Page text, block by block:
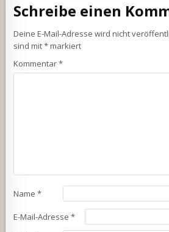
Schreibe einen
Deine E-Mail-Adresse wird nicht
sind mit*markiert
Kommentar*
Name*
E-Mail-Adresse*